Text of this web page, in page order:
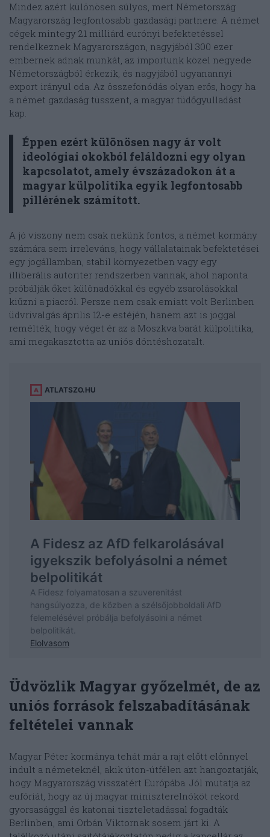
Mindez azért különösen súlyos, mert Németország
Magyarország legfontosabb gazdasági partnere. A német
cégek mintegy 21 milliárd eurónyi befektetéssel
rendelkeznek Magyarországon, nagyjából 300 ezer
embernek adnak munkát, az importunk közel negyede
Németországból érkezik, és nagyjából ugyanannyi
export irányul oda. Az összefonódás olyan erős, hogy ha
a német gazdaság tüsszent, a magyar tüdőgyulladást
kap.
Éppen ezért különösen nagy ár volt
ideológiai okokból feláldozni egy olyan
kapcsolatot, amely évszázadokon át a
magyar külpolitika egyik legfontosabb
pillérének számított.
A jó viszony nem csak nekünk fontos, a német kormány
számára sem irreleváns, hogy vállalatainak befektetései
egy jogállamban, stabil környezetben vagy egy
illiberális autoriter rendszerben vannak, ahol naponta
próbálják őket különadókkal és egyéb zsarolásokkal
kiűzni a piacról. Persze nem csak emiatt volt Berlinben
üdvrivalgás április 12-e estéjén, hanem azt is joggal
remélték, hogy véget ér az a Moszkva barát külpolitika,
ami megakasztotta az uniós döntéshozatalt.
Üdvözlik Magyar győzelmét, de az
uniós források felszabadításának
feltételei vannak
Magyar Péter kormánya tehát már a rajt előtt előnnyel
indult a németeknél, akik úton-útfélen azt hangoztatják,
hogy Magyarország visszatért Európába. Jól mutatja az
eufóriát, hogy az új magyar miniszterelnököt rekord
gyorsasággal és katonai tiszteletadással fogadták
Berlinben, ami Orbán Viktornak sosem járt ki. A